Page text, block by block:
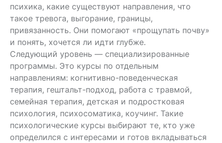
психика, какие существуют направления, что
такое тревога, выгорание, границы,
привязанность. Они помогают «прощупать почву»
и понять, хочется ли идти глубже.
Следующий уровень — специализированные
программы. Это курсы по отдельным
направлениям: когнитивно-поведенческая
терапия, гештальт-подход, работа с травмой,
семейная терапия, детская и подростковая
психология, психосоматика, коучинг. Такие
психологические курсы выбирают те, кто уже
определился с интересами и готов вкладываться